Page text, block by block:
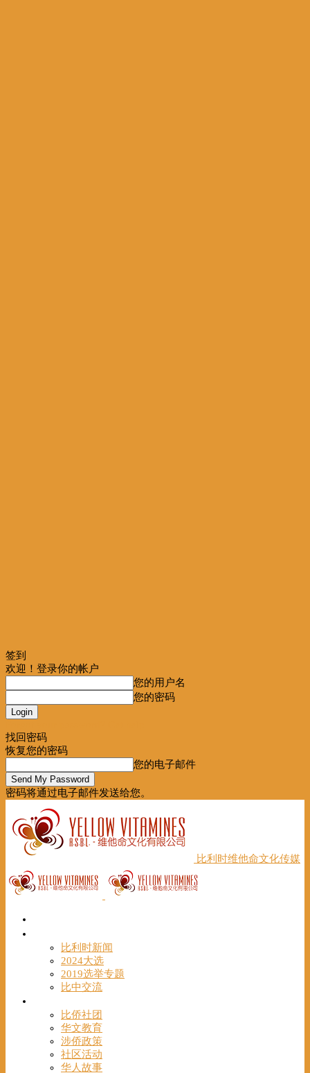
签到
欢迎！登录你的帐户
您的用户名
您的密码
找回密码
恢复您的密码
您的电子邮件
密码将通过电子邮件发送给您。
比利时维他命文化传媒
比利时新闻
2024大选
2019选举专题
比中交流
比侨社团
华文教育
涉侨政策
社区活动
华人故事